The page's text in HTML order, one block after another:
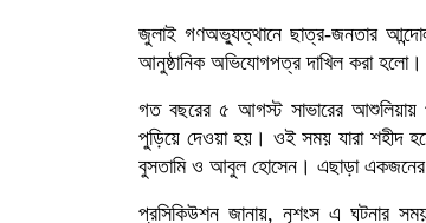
জুলাই গণঅভ্যুত্থানে ছাত্র-জনতার
আনুষ্ঠানিক অভিযোগপত্র দাখিল করা হলো।
গত বছরের ৫ আগস্ট সাভারের আশুলিয়ায়
পুড়িয়ে দেওয়া হয়। ওই সময় যারা শহীদ
বুসতামি ও আবুল হোসেন। এছাড়া একজনের
প্রসিকিউশন জানায়, নৃশংস এ ঘটনার